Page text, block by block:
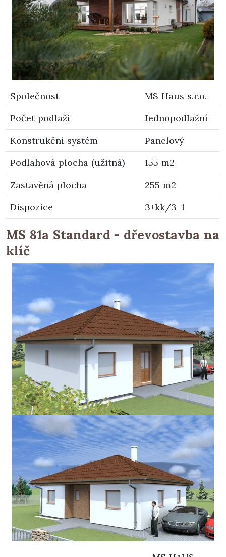
Společnost
MS Haus s.r.o.
Počet podlaží
Jednopodlažní
Konstrukční systém
Panelový
Podlahová plocha (užitná)
155 m2
Zastavěná plocha
255 m2
Dispozice
3+kk/3+1
MS 81a Standard - dřevostavba na
klíč